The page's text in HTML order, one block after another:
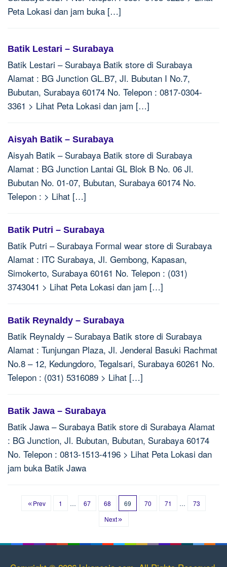
Peta Lokasi dan jam buka […]
Batik Lestari – Surabaya
Batik Lestari – Surabaya Batik store di Surabaya
Alamat : BG Junction GL.B7, Jl. Bubutan I No.7,
Bubutan, Surabaya 60174 No. Telepon : 0817-0304-
3361 > Lihat Peta Lokasi dan jam […]
Aisyah Batik – Surabaya
Aisyah Batik – Surabaya Batik store di Surabaya
Alamat : BG Junction Lantai GL Blok B No. 06 Jl.
Bubutan No. 01-07, Bubutan, Surabaya 60174 No.
Telepon : > Lihat […]
Batik Putri – Surabaya
Batik Putri – Surabaya Formal wear store di Surabaya
Alamat : ITC Surabaya, Jl. Gembong, Kapasan,
Simokerto, Surabaya 60161 No. Telepon : (031)
3743041 > Lihat Peta Lokasi dan jam […]
Batik Reynaldy – Surabaya
Batik Reynaldy – Surabaya Batik store di Surabaya
Alamat : Tunjungan Plaza, Jl. Jenderal Basuki Rachmat
No.8 – 12, Kedungdoro, Tegalsari, Surabaya 60261 No.
Telepon : (031) 5316089 > Lihat […]
Batik Jawa – Surabaya
Batik Jawa – Surabaya Batik store di Surabaya Alamat
: BG Junction, Jl. Bubutan, Bubutan, Surabaya 60174
No. Telepon : 0813-1513-4196 > Lihat Peta Lokasi dan
jam buka Batik Jawa
Prev 1 … 67 68 69 70 71 …
73
Next